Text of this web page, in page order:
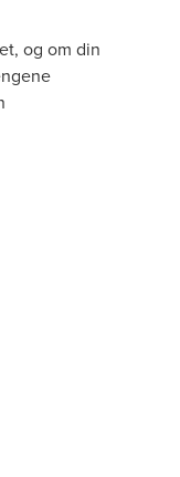
og om din